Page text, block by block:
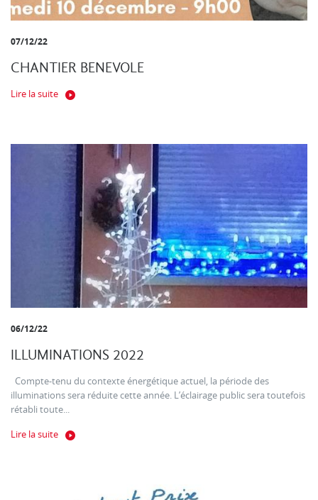
07/12/22
CHANTIER BENEVOLE
Lire la suite
06/12/22
ILLUMINATIONS 2022
Compte-tenu du contexte énergétique actuel, la période des
illuminations sera réduite cette année. L’éclairage public sera toutefois
rétabli toute...
Lire la suite